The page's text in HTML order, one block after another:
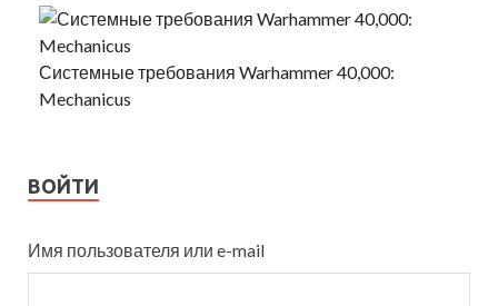
Системные требования Warhammer 40,000:
Mechanicus
ВОЙТИ
Имя пользователя или e-mail